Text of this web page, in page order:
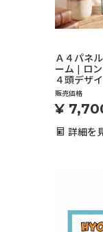
Ａ４パネ
ーム | ロ
４頭デザ
販売価格
¥
詳細を